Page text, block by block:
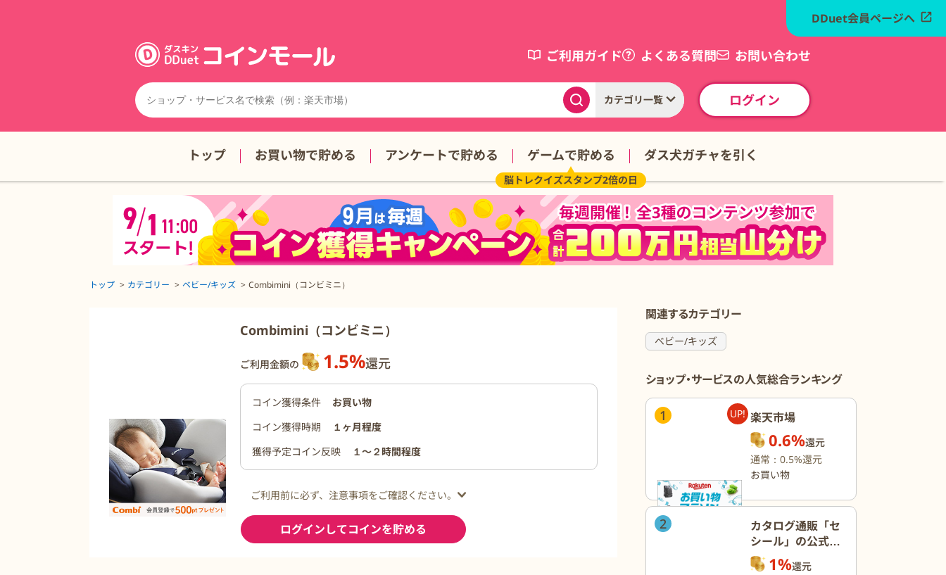
ご利用ガイド よくある質問 お問い合わせ
カテゴリ一覧 ログイン
DDuet会員ページへ
トップ お買い物で貯める アンケートで貯める ゲームで貯める
脳トレクイズスタンプ2倍の日
ダス犬ガチャを引く
トップ カテゴリー ベビー/キッズ Combimini（コンビミニ）
Combimini（コンビミニ）
ご利用金額の 1.5%還元
コイン獲得条件
お買い物
コイン獲得時期
１ヶ月程度
獲得予定コイン反映
１〜２時間程度
ご利用前に必ず、注意事項をご確認ください。
ログインしてコインを貯める
関連するカテゴリー
ベビー/キッズ
ショップ・サービスの人気総合ランキング
1 UP! 楽天市場
0.6%還元
通常：0.5%還元
お買い物
2
カタログ通販「セ
シール」の公式オ
ンラインショップ
1%還元